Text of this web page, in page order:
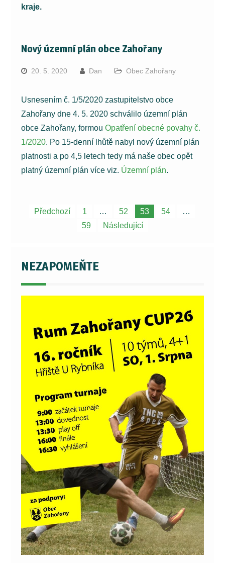
kraje.
Nový územní plán obce Zahořany
20. 5. 2020 Dan Obec Zahořany
Usnesením č. 1/5/2020 zastupitelstvo obce
Zahořany dne 4. 5. 2020 schválilo územní plán
obce Zahořany, formou Opatření obecné povahy č.
1/2020. Po 15-denní lhůtě nabyl nový územní plán
platnosti a po 4,5 letech tedy má naše obec opět
platný územní plán více viz. Územní plán.
Navigace
Předchozí 1 … 52 53 54
…
59
Následující
NEZAPOMEŇTE